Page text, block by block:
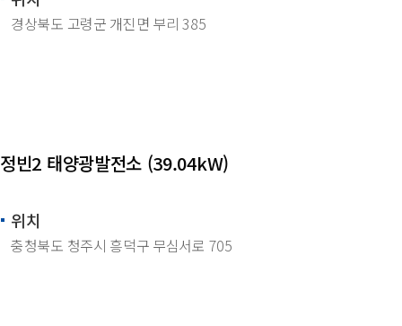
경상북도 고령군 개진면 부리 385
정빈2 태양광발전소 (39.04kW)
위치
충청북도 청주시 흥덕구 무심서로 705